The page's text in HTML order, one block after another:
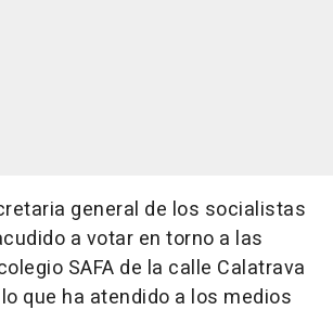
general de los socialistas
a votar en torno a las
SAFA de la calle Calatrava
que ha atendido a los medios